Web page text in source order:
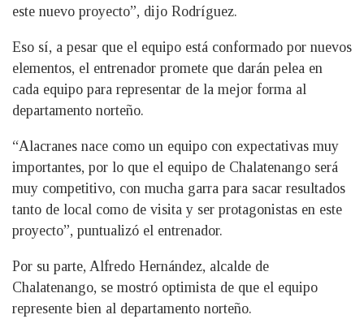
este nuevo proyecto”, dijo Rodríguez.
Eso sí, a pesar que el equipo está conformado por nuevos
elementos, el entrenador promete que darán pelea en
cada equipo para representar de la mejor forma al
departamento norteño.
“Alacranes nace como un equipo con expectativas muy
importantes, por lo que el equipo de Chalatenango será
muy competitivo, con mucha garra para sacar resultados
tanto de local como de visita y ser protagonistas en este
proyecto”, puntualizó el entrenador.
Por su parte, Alfredo Hernández, alcalde de
Chalatenango, se mostró optimista de que el equipo
represente bien al departamento norteño.